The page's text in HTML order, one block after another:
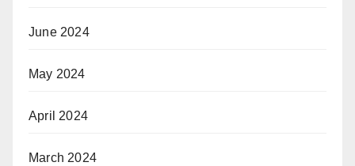
June 2024
May 2024
April 2024
March 2024